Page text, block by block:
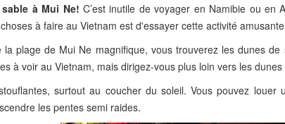
à Mui Ne! C’est inutile de voyager en Namibie ou en
à faire au Vietnam est d'essayer cette activité
plage de Mui Ne magnifique, vous trouverez les dunes
à voir au Vietnam, mais dirigez-vous plus loin vers les
surtout au coucher du soleil. Vous pouvez
les pentes semi raides.